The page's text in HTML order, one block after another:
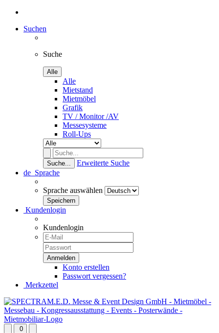
Suchen
Suche
Alle
Alle
Mietstand
Mietmöbel
Grafik
TV / Monitor /AV
Messesysteme
Roll-Ups
Suche...
Erweiterte Suche
de Sprache
Sprache auswählen
Kundenlogin
Kundenlogin
Konto erstellen
Passwort vergessen?
Merkzettel
0